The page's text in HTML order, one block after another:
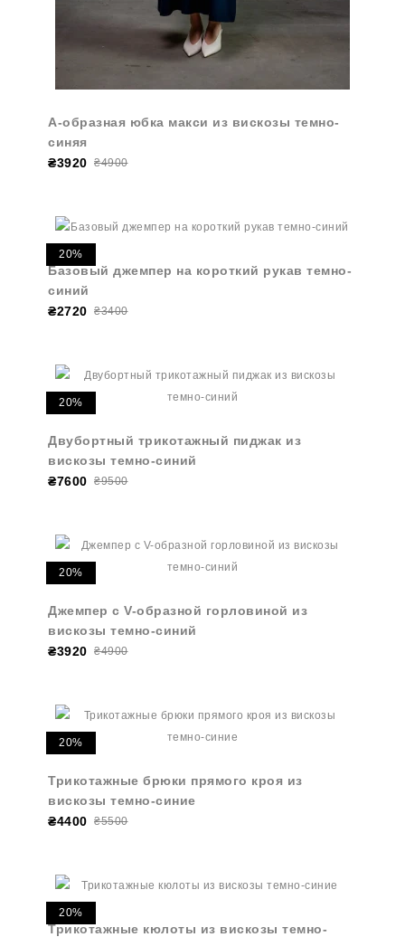
А-образная юбка макси из вискозы темно-
синяя
₴3920 ₴4900
20%
Базовый джемпер на короткий рукав темно-
синий
₴2720 ₴3400
20%
Двубортный трикотажный пиджак из
вискозы темно-синий
₴7600 ₴9500
20%
Джемпер с V-образной горловиной из
вискозы темно-синий
₴3920 ₴4900
20%
Трикотажные брюки прямого кроя из
вискозы темно-синие
₴4400 ₴5500
20%
Трикотажные кюлоты из вискозы темно-